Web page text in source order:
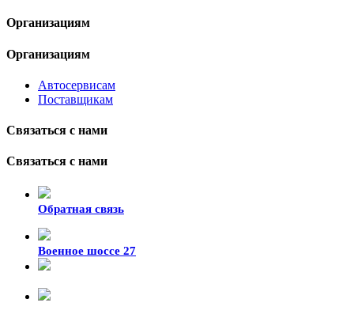
Организациям
Организациям
Автосервисам
Поставщикам
Связаться с нами
Связаться с нами
Обратная связь
Военное шоссе 27